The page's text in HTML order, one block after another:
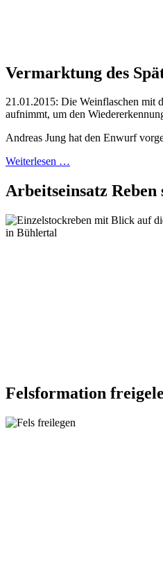
Vermarktung des
21.01.2015: Die Weinflaschen mit
aufnimmt, um den
Andreas Jung hat den Enwurf
Weiterlesen …
Arbeitseinsatz Reben
Felsformation